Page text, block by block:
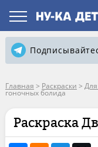
Главная > Раскраски >
гоночных болида
Раскраска